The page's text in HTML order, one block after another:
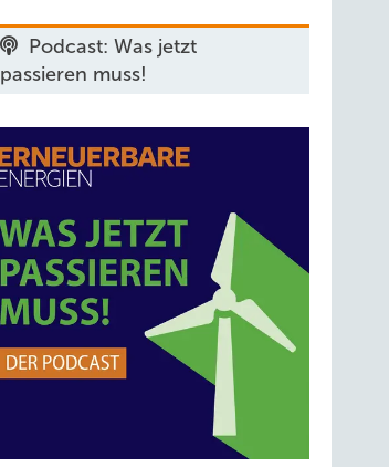
Podcast: Was jetzt
passieren muss!